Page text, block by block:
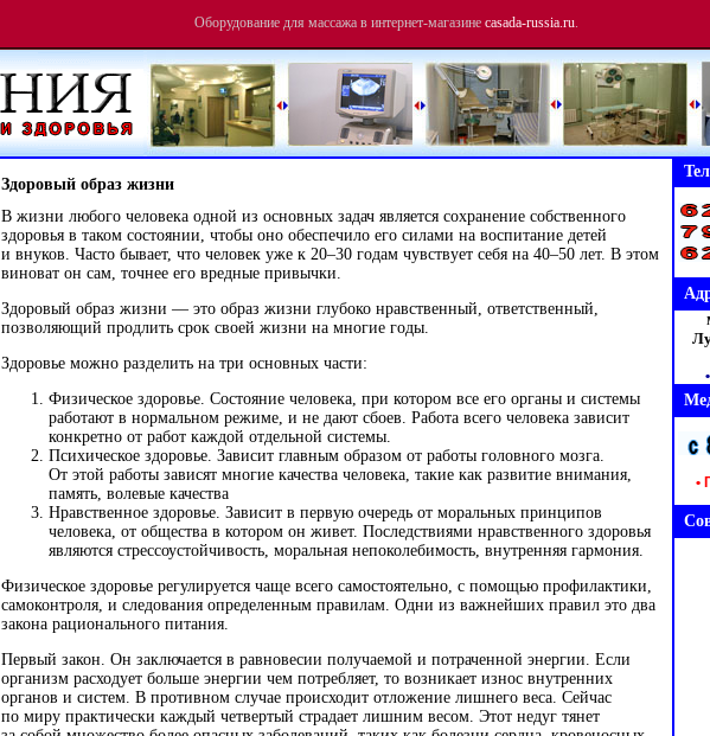
Оборудование для массажа в интернет-магазине casada-russia.ru.
Здоровый образ жизни
В жизни любого человека одной из основных задач является сохранение собственного
здоровья в таком состоянии, чтобы оно обеспечило его силами на воспитание детей
и внуков. Часто бывает, что человек уже к 20–30 годам чувствует себя на 40–50 лет. В этом
виноват он сам, точнее его вредные привычки.
Здоровый образ жизни — это образ жизни глубоко нравственный, ответственный,
позволяющий продлить срок своей жизни на многие годы.
Здоровье можно разделить на три основных части:
Физическое здоровье. Состояние человека, при котором все его органы и системы
работают в нормальном режиме, и не дают сбоев. Работа всего человека зависит
конкретно от работ каждой отдельной системы.
Психическое здоровье. Зависит главным образом от работы головного мозга.
От этой работы зависят многие качества человека, такие как развитие внимания,
память, волевые качества
Нравственное здоровье. Зависит в первую очередь от моральных принципов
человека, от общества в котором он живет. Последствиями нравственного здоровья
являются стрессоустойчивость, моральная непоколебимость, внутренняя гармония.
Физическое здоровье регулируется чаще всего самостоятельно, с помощью профилактики,
самоконтроля, и следования определенным правилам. Одни из важнейших правил это два
закона рационального питания.
Первый закон. Он заключается в равновесии получаемой и потраченной энергии. Если
организм расходует больше энергии чем потребляет, то возникает износ внутренних
органов и систем. В противном случае происходит отложение лишнего веса. Сейчас
по миру практически каждый четвертый страдает лишним весом. Этот недуг тянет
•